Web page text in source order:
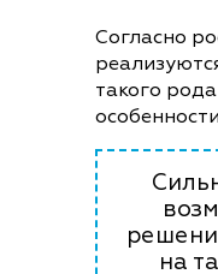
Согласно
такого
на